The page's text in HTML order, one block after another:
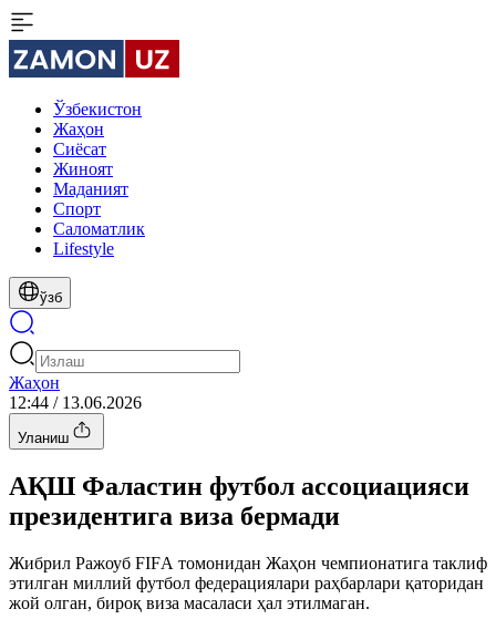
Ўзбекистон
Жаҳон
Сиёсат
Жиноят
Маданият
Спорт
Cаломатлик
Lifestyle
ўзб
Жаҳон
12:44 / 13.06.2026
Уланиш
АҚШ Фаластин футбол ассоциацияси
президентига виза бермади
Жибрил Ражоуб FIFА томонидан Жаҳон чемпионатига таклиф
этилган миллий футбол федерациялари раҳбарлари қаторидан
жой олган, бироқ виза масаласи ҳал этилмаган.